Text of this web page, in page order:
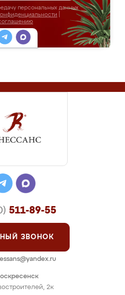
персональных данных
2к
511-89-55
ЗВОНОК